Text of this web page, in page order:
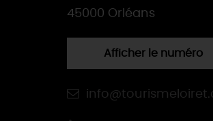
45000 Orléans
Afficher le numéro